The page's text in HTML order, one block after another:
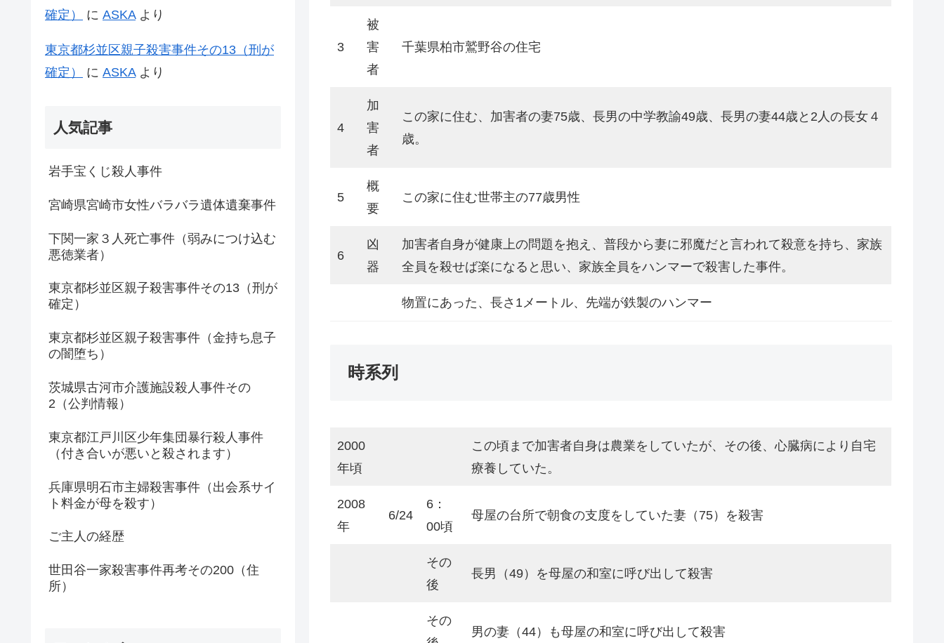
3
被
害
者
千葉県柏市鷲野谷の住宅
4
加
害
者
この家に住む、加害者の妻75歳、長男の中学教諭49歳、長男の妻44歳と2人の長女４
歳。
5
概
要
この家に住む世帯主の77歳男性
6
凶
器
加害者自身が健康上の問題を抱え、普段から妻に邪魔だと言われて殺意を持ち、家族
全員を殺せば楽になると思い、家族全員をハンマーで殺害した事件。
物置にあった、長さ1メートル、先端が鉄製のハンマー
時系列
2000
年頃
この頃まで加害者自身は農業をしていたが、その後、心臓病により自宅
療養していた。
2008
年
6/24
6：
00頃
母屋の台所で朝食の支度をしていた妻（75）を殺害
その
後
長男（49）を母屋の和室に呼び出して殺害
その
男の妻（44）も母屋の和室に呼び出して殺害
確定）
に ASKAより
東京都杉並区親子殺害事件その13（刑が
確定）
に ASKAより
人気記事
岩手宝くじ殺人事件
宮崎県宮崎市女性バラバラ遺体遺棄事件
下関一家３人死亡事件（弱みにつけ込む
悪徳業者）
東京都杉並区親子殺害事件その13（刑が
確定）
東京都杉並区親子殺害事件（金持ち息子
の闇堕ち）
茨城県古河市介護施設殺人事件その
2（公判情報）
東京都江戸川区少年集団暴行殺人事件
（付き合いが悪いと殺されます）
兵庫県明石市主婦殺害事件（出会系サイ
ト料金が母を殺す）
ご主人の経歴
世田谷一家殺害事件再考その200（住
所）